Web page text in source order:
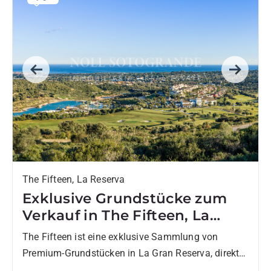
Previous Next
The Fifteen, La Reserva
Exklusive Grundstücke zum
Verkauf in The Fifteen, La
Reserva de Sotogrande
The Fifteen ist eine exklusive Sammlung von
Premium-Grundstücken in La Gran Reserva, direkt